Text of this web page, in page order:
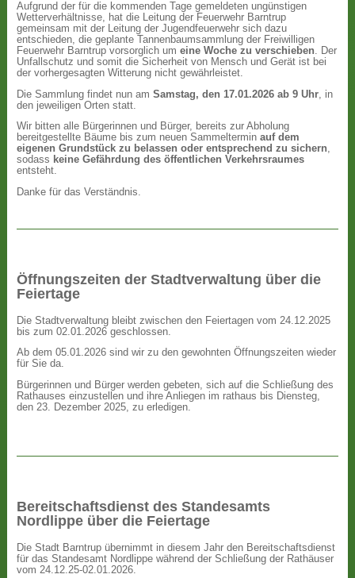
Aufgrund der für die kommenden Tage gemeldeten ungünstigen
Wetterverhältnisse, hat die Leitung der Feuerwehr Barntrup
gemeinsam mit der Leitung der Jugendfeuerwehr sich dazu
entschieden, die geplante Tannenbaumsammlung der Freiwilligen
Feuerwehr Barntrup vorsorglich umeine Woche zu verschieben. Der
Unfallschutz und somit die Sicherheit von Mensch und Gerät ist bei
der vorhergesagten Witterung nicht gewährleistet.
Die Sammlung findet nun amSamstag, den 17.01.2026 ab 9 Uhr , in
den jeweiligen Orten statt.
Wir bitten alle Bürgerinnen und Bürger, bereits zur Abholung
bereitgestellte Bäume bis zum neuen Sammelterminauf dem
eigenen Grundstück zu belassen oder entsprechend zu sichern,
sodass keine Gefährdung des öffentlichen Verkehrsraumes
entsteht.
Danke für das Verständnis.
Öffnungszeiten der Stadtverwaltung über die
Feiertage
Die Stadtverwaltung bleibt zwischen den Feiertagen vom 24.12.2025
bis zum 02.01.2026 geschlossen.
Ab dem 05.01.2026 sind wir zu den gewohnten Öffnungszeiten wieder
für Sie da.
Bürgerinnen und Bürger werden gebeten, sich auf die Schließung des
Rathauses einzustellen und ihre Anliegen im rathaus bis Diensteg,
den 23. Dezember 2025, zu erledigen.
Bereitschaftsdienst des Standesamts
Nordlippe über die Feiertage
Die Stadt Barntrup übernimmt in diesem Jahr den Bereitschaftsdienst
für das Standesamt Nordlippe während der Schließung der Rathäuser
vom 24.12.25-02.01.2026.